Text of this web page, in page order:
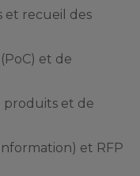
et recueil des
et de
produits et de
et RFP